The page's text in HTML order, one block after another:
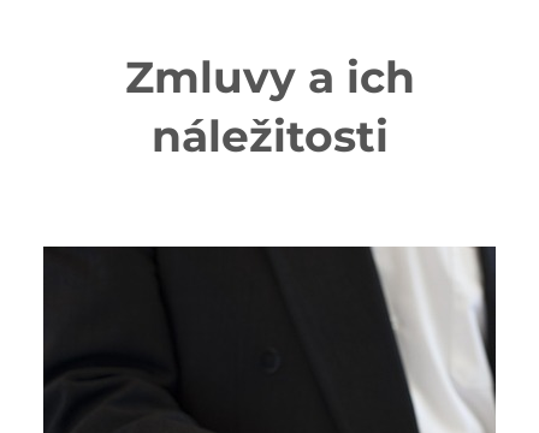
Zmluvy a ich
náležitosti